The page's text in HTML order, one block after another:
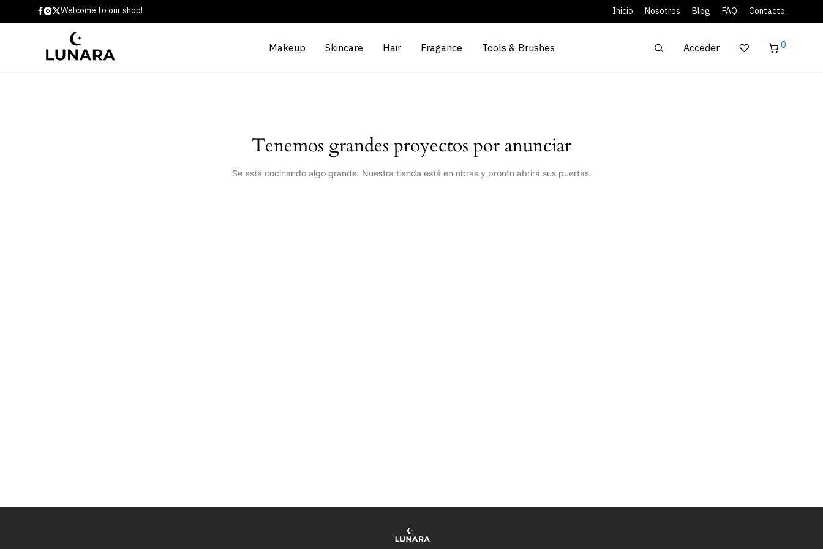
Welcome to our shop! Inicio Nosotros Blog FAQ Contacto
Makeup Skincare Hair Fragance Tools & Brushes Acceder 0
Tenemos grandes proyectos por anunciar
Se está cocinando algo grande. Nuestra tienda está en obras y pronto abrirá sus puertas.